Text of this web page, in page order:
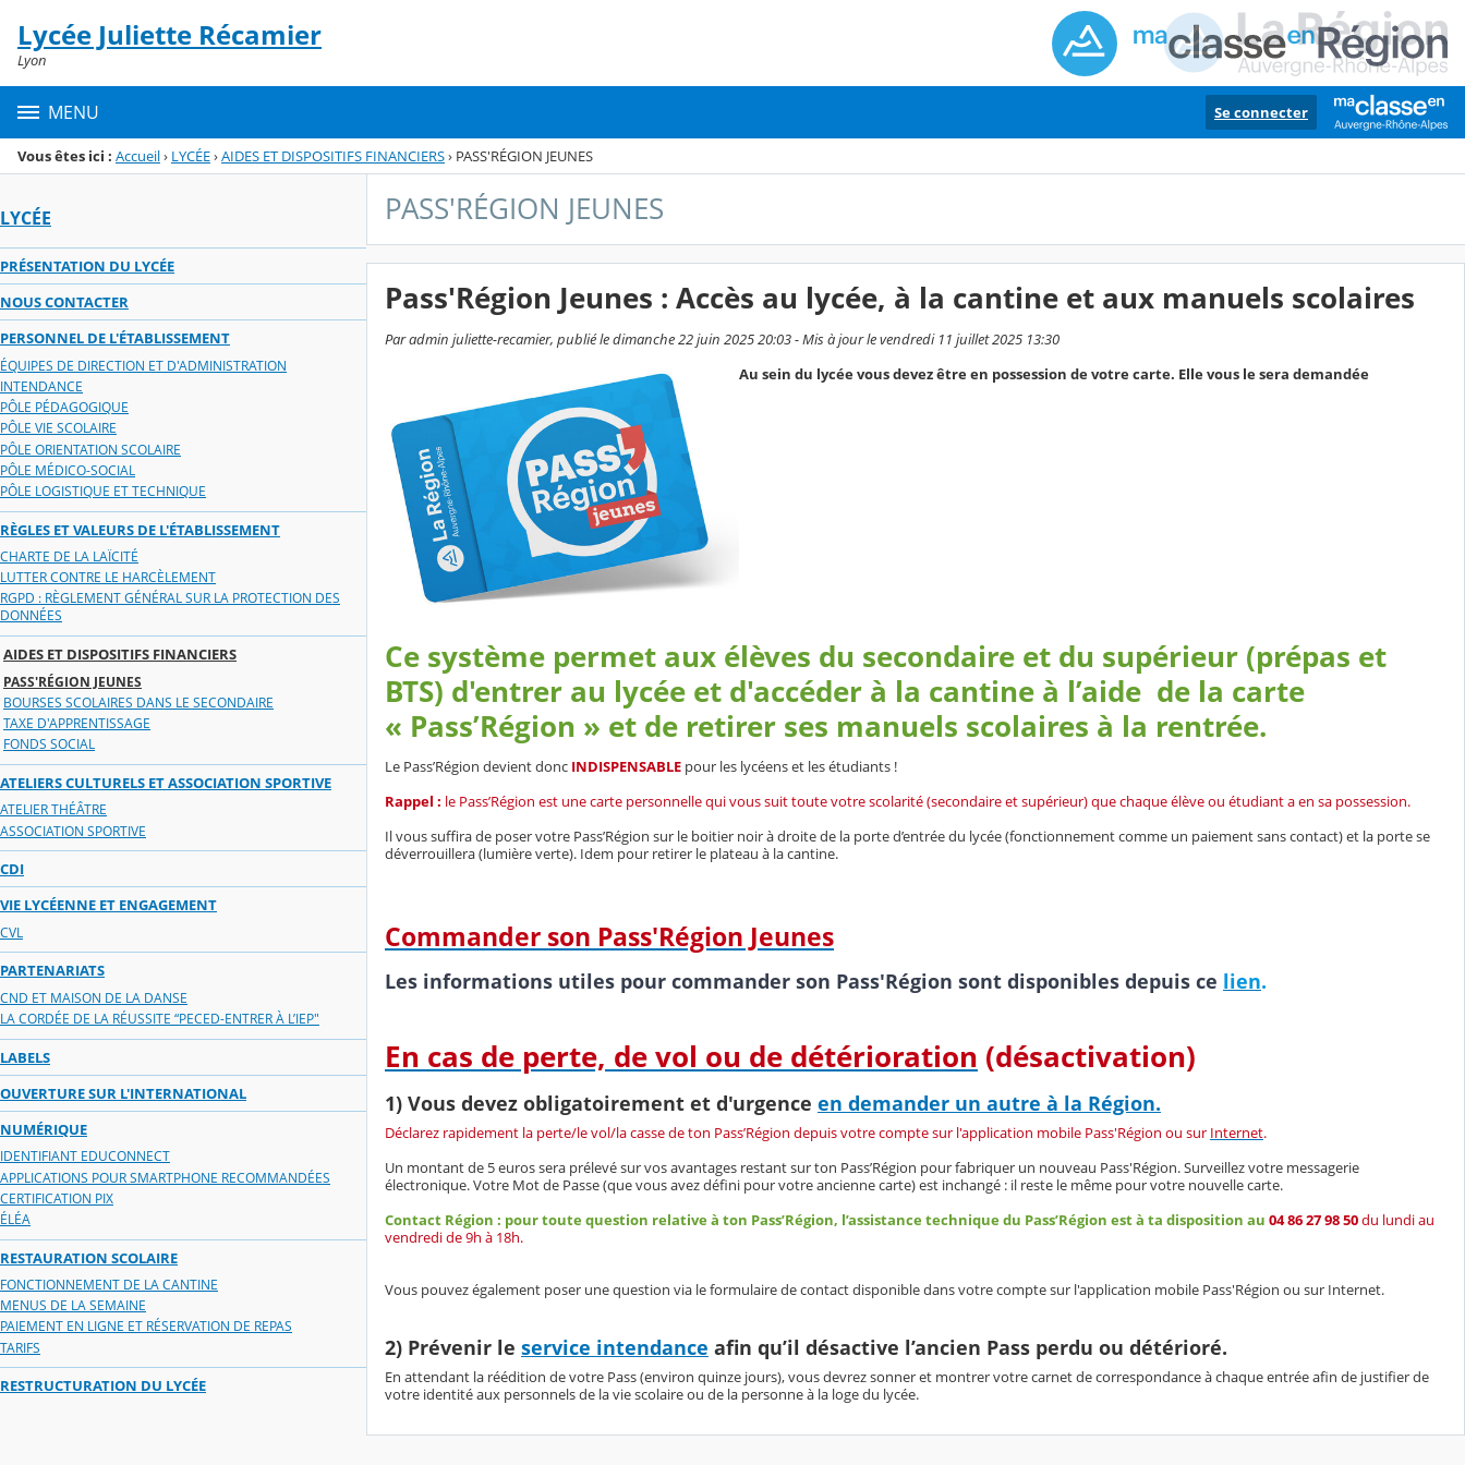
Menu de la rubrique
Contenu
Lycée Juliette Récamier
Lyon
MENU Se connecter
Vous êtes ici : Accueil› LYCÉE›AIDES ET DISPOSITIFS FINANCIERS› PASS'RÉGION JEUNES
LYCÉE
PRÉSENTATION DU LYCÉE
NOUS CONTACTER
PERSONNEL DE L'ÉTABLISSEMENT
ÉQUIPES DE DIRECTION ET D'ADMINISTRATION
INTENDANCE
PÔLE PÉDAGOGIQUE
PÔLE VIE SCOLAIRE
PÔLE ORIENTATION SCOLAIRE
PÔLE MÉDICO-SOCIAL
PÔLE LOGISTIQUE ET TECHNIQUE
RÈGLES ET VALEURS DE L'ÉTABLISSEMENT
CHARTE DE LA LAÏCITÉ
LUTTER CONTRE LE HARCÈLEMENT
RGPD : RÈGLEMENT GÉNÉRAL SUR LA PROTECTION DES
DONNÉES
AIDES ET DISPOSITIFS FINANCIERS
PASS'RÉGION JEUNES
BOURSES SCOLAIRES DANS LE SECONDAIRE
TAXE D'APPRENTISSAGE
FONDS SOCIAL
ATELIERS CULTURELS ET ASSOCIATION SPORTIVE
ATELIER THÉÂTRE
ASSOCIATION SPORTIVE
CDI
VIE LYCÉENNE ET ENGAGEMENT
CVL
PARTENARIATS
CND ET MAISON DE LA DANSE
LA CORDÉE DE LA RÉUSSITE “PECED-ENTRER À L’IEP"
LABELS
OUVERTURE SUR L'INTERNATIONAL
NUMÉRIQUE
IDENTIFIANT EDUCONNECT
APPLICATIONS POUR SMARTPHONE RECOMMANDÉES
CERTIFICATION PIX
ÉLÉA
RESTAURATION SCOLAIRE
FONCTIONNEMENT DE LA CANTINE
MENUS DE LA SEMAINE
PAIEMENT EN LIGNE ET RÉSERVATION DE REPAS
TARIFS
RESTRUCTURATION DU LYCÉE
PASS'RÉGION JEUNES
Pass'Région Jeunes : Accès au lycée, à la cantine et aux manuels scolaires
Par admin juliette-recamier, publié le dimanche 22 juin 2025 20:03 - Mis à jour le vendredi 11 juillet 2025 13:30
Au sein du lycée vous devez être en possession de votre carte. Elle vous le sera demandée
Ce système permet aux élèves du secondaire et du supérieur (prépas et
BTS) d'entrer au lycée et d'accéder à la cantine à l’aide de la carte
« Pass’Région » et de retirer ses manuels scolaires à la rentrée.
Le Pass’Région devient donc INDISPENSABLE pour les lycéens et les étudiants !
Rappel : le Pass’Région est une carte personnelle qui vous suit toute votre scolarité (secondaire et supérieur) que chaque élève ou étudiant a en sa possession.
Il vous suffira de poser votre Pass’Région sur le boitier noir à droite de la porte d’entrée du lycée (fonctionnement comme un paiement sans contact) et la porte se
déverrouillera (lumière verte). Idem pour retirer le plateau à la cantine.
Commander son Pass'Région Jeunes
Les informations utiles pour commander son Pass'Région sont disponibles depuis ce lien.
En cas de perte, de vol ou de détérioration (désactivation)
1) Vous devez obligatoirement et d'urgence en demander un autre à la Région.
Déclarez rapidement la perte/le vol/la casse de ton Pass’Région depuis votre compte sur l'application mobile Pass'Région ou sur Internet.
Un montant de 5 euros sera prélevé sur vos avantages restant sur ton Pass’Région pour fabriquer un nouveau Pass'Région. Surveillez votre messagerie
électronique. Votre Mot de Passe (que vous avez défini pour votre ancienne carte) est inchangé : il reste le même pour votre nouvelle carte.
Contact Région : pour toute question relative à ton Pass’Région, l’assistance technique du Pass’Région est à ta disposition au 04 86 27 98 50du lundi au
vendredi de 9h à 18h.
Vous pouvez également poser une question via le formulaire de contact disponible dans votre compte sur l'application mobile Pass'Région ou sur Internet.
2) Prévenir le service intendance afin qu’il désactive l’ancien Pass perdu ou détérioré.
En attendant la réédition de votre Pass (environ quinze jours), vous devrez sonner et montrer votre carnet de correspondance à chaque entrée afin de justifier de
votre identité aux personnels de la vie scolaire ou de la personne à la loge du lycée.